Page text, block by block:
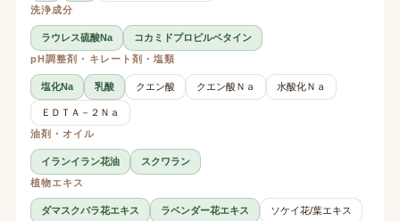
洗浄成分
ラウレス硫酸Na
コカミドプロピルベタイン
pH調整剤・キレート剤・塩類
塩化Na 乳酸 クエン酸 クエン酸Ｎａ 水酸化Ｎａ
ＥＤＴＡ－２Ｎａ
油剤・オイル
イランイラン花油
スクワラン
植物エキス
ダマスクバラ花エキス ラベンダー花エキス
ソケイ花/葉エキス